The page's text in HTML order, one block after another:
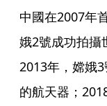
中國在2007年
娥2號成功拍攝
2013年，嫦娥
的航天器；